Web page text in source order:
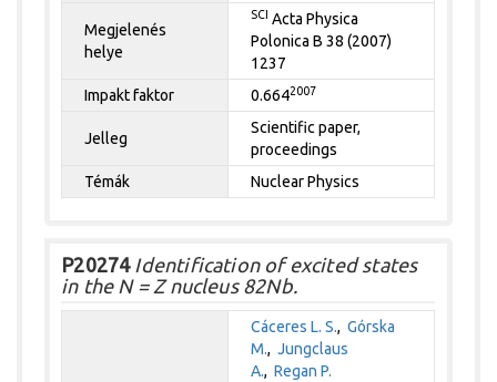
Megjelenés
helye
SCI Acta Physica
Polonica B 38 (2007)
1237
Impakt faktor
0.6642007
Jelleg
Scientific paper,
proceedings
Témák
Nuclear Physics
P20274Identification of excited states
in the N = Z nucleus 82Nb.
Cáceres L. S.,Górska
M.,Jungclaus
A.,Regan P.